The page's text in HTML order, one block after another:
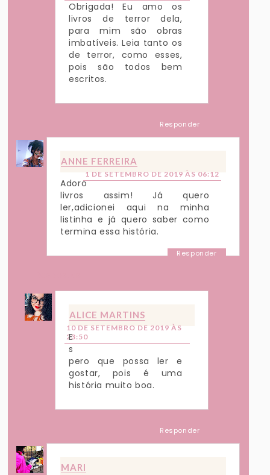
Obrigada! Eu amo os
livros de terror dela,
para mim são obras
imbatíveis. Leia tanto os
de terror, como esses,
pois são todos bem
escritos.
Responder
ANNE FERREIRA
1 DE SETEMBRO DE 2019 ÀS 06:12
Adoro
livros assim! Já quero
ler,adicionei aqui na minha
listinha e já quero saber como
termina essa história.
Responder
ALICE MARTINS
10 DE SETEMBRO DE 2019 ÀS
23:50
E
s
pero que possa ler e
gostar, pois é uma
história muito boa.
Responder
MARI